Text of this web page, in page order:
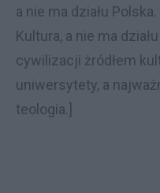
a nie ma działu
Kultura, a nie ma
cywilizacji żródłem
uniwersytety, a
teologia.]